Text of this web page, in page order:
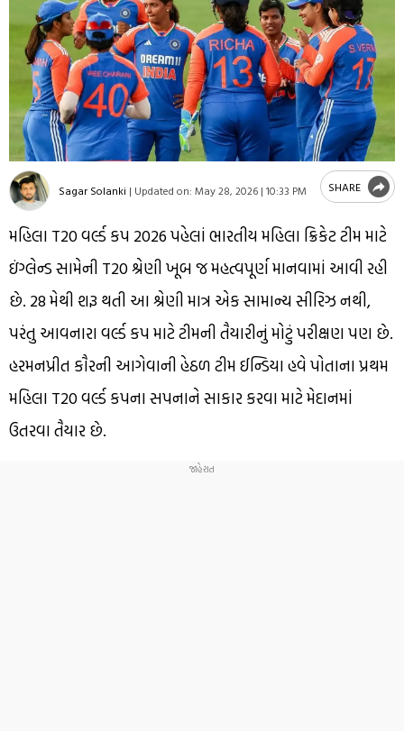
Sagar Solanki | Updated on: May 28, 2026 | 10:33 PM SHARE
મહિલા T20 વર્લ્ડ કપ 2026 પહેલાં ભારતીય મહિલા ક્રિકેટ ટીમ માટે
ઇંગ્લેન્ડ સામેની T20 શ્રેણી ખૂબ જ મહત્વપૂર્ણ માનવામાં આવી રહી
છે. 28 મેથી શરૂ થતી આ શ્રેણી માત્ર એક સામાન્ય સીરિઝ નથી,
પરંતુ આવનારા વર્લ્ડ કપ માટે ટીમની તૈયારીનું મોટું પરીક્ષણ પણ છે.
હરમનપ્રીત કૌરની આગેવાની હેઠળ ટીમ ઈન્ડિયા હવે પોતાના પ્રથમ
મહિલા T20 વર્લ્ડ કપના સપનાને સાકાર કરવા માટે મેદાનમાં
ઉતરવા તૈયાર છે.